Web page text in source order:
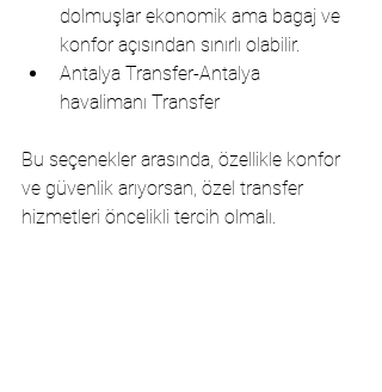
dolmuşlar ekonomik ama bagaj ve
konfor açısından sınırlı olabilir.
Antalya Transfer-Antalya
havalimanı Transfer
Bu seçenekler arasında, özellikle konfor
ve güvenlik arıyorsan, özel transfer
hizmetleri öncelikli tercih olmalı.